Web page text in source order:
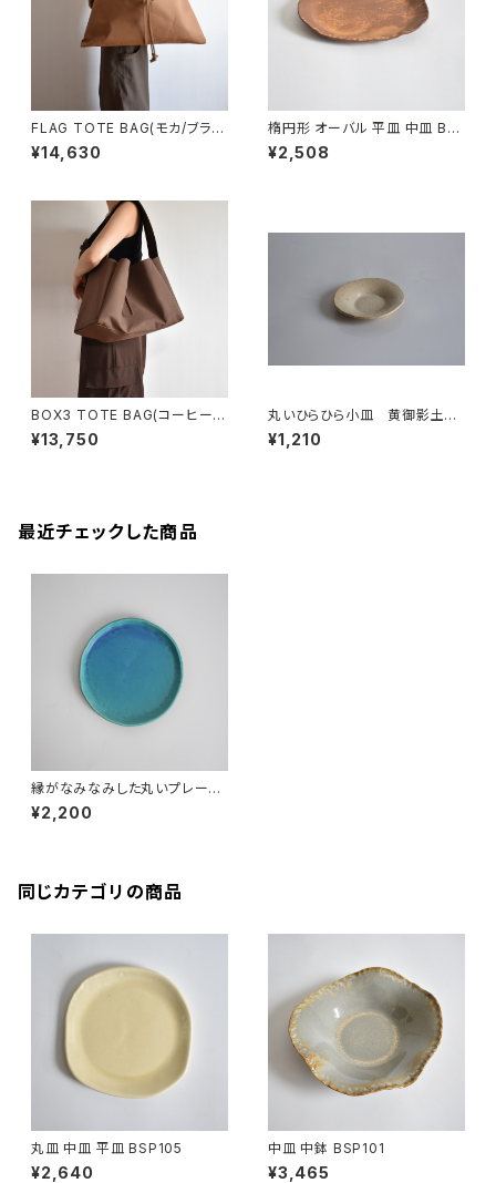
FLAG TOTE BAG(モカ/ブラウ
ン)
¥14,630
楕円形 オーバル 平皿 中皿 BS
P090
¥2,508
BOX3 TOTE BAG(コーヒー/
ブラウン）
¥13,750
丸いひらひら小皿 黄御影土×
白失透釉
¥1,210
最近チェックした商品
縁がなみなみした丸いプレート
中皿(マット/水色/青/トルコブル
ー/白御影土)
¥2,200
同じカテゴリの商品
丸皿 中皿 平皿 BSP105
¥2,640
中皿 中鉢 BSP101
¥3,465